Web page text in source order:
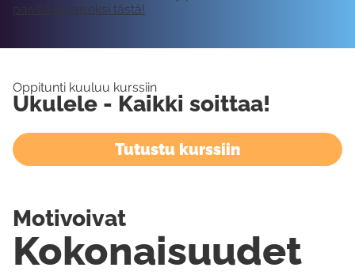
päivää ilmaiseksi tästä!
Oppitunti kuuluu kurssiin
Ukulele - Kaikki soittaa!
Tutustu kurssiin
Kokonaisuudet
Motivoivat